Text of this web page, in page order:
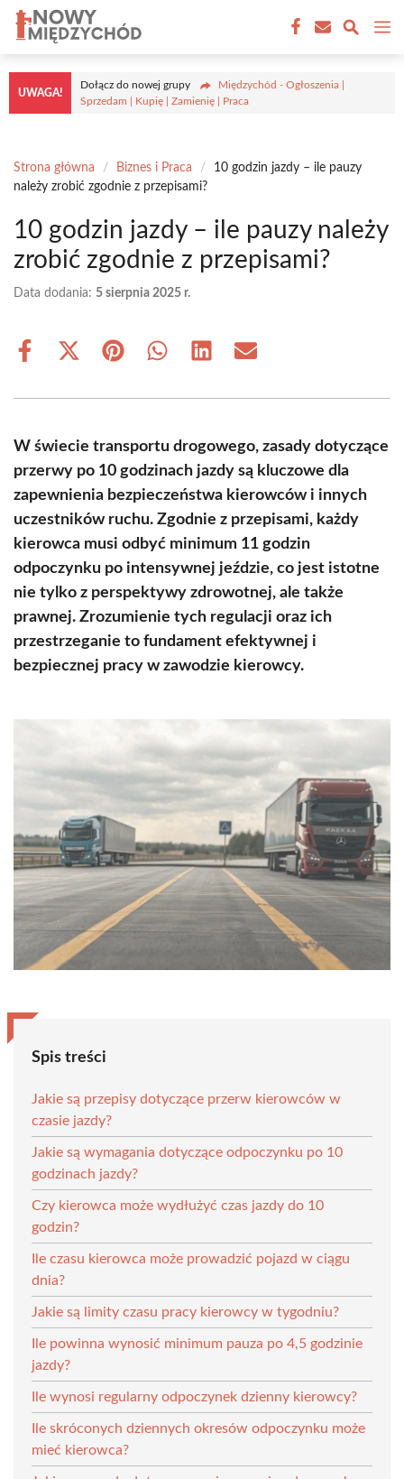
Przejdź
treści
UWAGA!
Dołącz do nowej grupy
Międzychód - Ogłoszenia |
Sprzedam | Kupię | Zamienię | Praca
Strona główna / Biznes i Praca /
10 godzin jazdy – ile pauzy
należy zrobić zgodnie z przepisami?
10 godzin jazdy – ile pauzy należy
zrobić zgodnie z przepisami?
Data dodania: 5 sierpnia 2025 r.
Share
Share
(Twitter)
Share Share Share Share
W świecie transportu drogowego, zasady dotyczące
przerwy po 10 godzinach jazdy są kluczowe dla
zapewnienia bezpieczeństwa kierowców i innych
uczestników ruchu. Zgodnie z przepisami, każdy
kierowca musi odbyć minimum 11 godzin
odpoczynku po intensywnej jeździe, co jest istotne
nie tylko z perspektywy zdrowotnej, ale także
prawnej. Zrozumienie tych regulacji oraz ich
przestrzeganie to fundament efektywnej i
bezpiecznej pracy w zawodzie kierowcy.
Spis treści
Jakie są przepisy dotyczące przerw kierowców w
czasie jazdy?
Jakie są wymagania dotyczące odpoczynku po 10
godzinach jazdy?
Czy kierowca może wydłużyć czas jazdy do 10
godzin?
Ile czasu kierowca może prowadzić pojazd w ciągu
dnia?
Jakie są limity czasu pracy kierowcy w tygodniu?
Ile powinna wynosić minimum pauza po 4,5 godzinie
jazdy?
Ile wynosi regularny odpoczynek dzienny kierowcy?
Ile skróconych dziennych okresów odpoczynku może
mieć kierowca?